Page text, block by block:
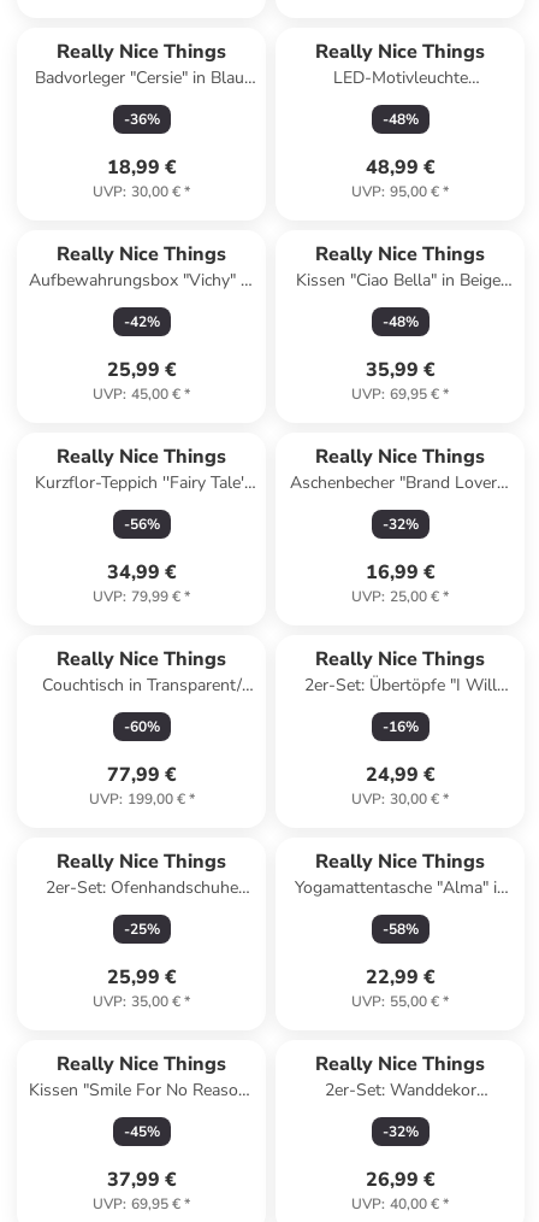
Really Nice Things
Badvorleger "Cersie" in Blau/
Hellblau - (L)60 x (B)40 cm
-36%
18,99 €
UVP: 30,00 €*
Really Nice Things
LED-Motivleuchte
"Supercalifragilistico" in Natur/
Bunt - (B)40 x (H)15 cm
-48%
48,99 €
UVP: 95,00 €*
Really Nice Things
Aufbewahrungsbox "Vichy" in
Creme/ Grün - (B)60 x (H)30 x
(T)45 cm
-42%
25,99 €
UVP: 45,00 €*
Really Nice Things
Kissen "Ciao Bella" in Beige/
Schwarz/ Rot - (L)55 x (B)55
cm
-48%
35,99 €
UVP: 69,95 €*
Really Nice Things
Kurzflor-Teppich ''Fairy Tale''
in Bunt - Ø 120 cm
-56%
34,99 €
UVP: 79,99 €*
Really Nice Things
Aschenbecher "Brand Lovers"
in Weiß/ Schwarz - (B)13 x
(H)4 cm
-32%
16,99 €
UVP: 25,00 €*
Really Nice Things
Couchtisch in Transparent/
Schwarz - (H)40 x Ø 70 cm
-60%
77,99 €
UVP: 199,00 €*
Really Nice Things
2er-Set: Übertöpfe "I Will
Survive" in Beige/ Blau - (H)27
cm
-16%
24,99 €
UVP: 30,00 €*
Really Nice Things
2er-Set: Ofenhandschuhe
''Buon Appetito'' in Creme/
Rosa - (L)28 x (B)16,5 cm
-25%
25,99 €
UVP: 35,00 €*
Really Nice Things
Yogamattentasche "Alma" in
Weiß/ Grün/ Rot - (L)71 x
(B)20 cm
-58%
22,99 €
UVP: 55,00 €*
Really Nice Things
Kissen "Smile For No Reason"
in Grün/ Hellblau - (L)55 x
(B)55 cm
-45%
37,99 €
UVP: 69,95 €*
Really Nice Things
2er-Set: Wanddekor
"Swallows" in Türkis
-32%
26,99 €
UVP: 40,00 €*